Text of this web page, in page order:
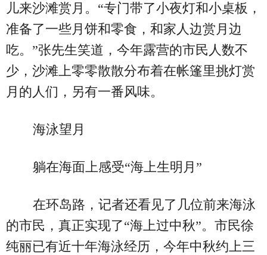
儿来沙滩赏月。“专门带了小夜灯和小桌板，
准备了一些月饼和零食，和家人边赏月边
吃。”张先生笑道，今年露营的市民人数不
少，沙滩上零零散散分布着在帐篷里挑灯赏
月的人们，另有一番风味。
海泳望月
躺在海面上感受“海上生明月”
在环岛路，记者还看见了几位前来海泳
的市民，真正实现了“海上过中秋”。市民徐
纯丽已有近十年海泳经历，今年中秋约上三